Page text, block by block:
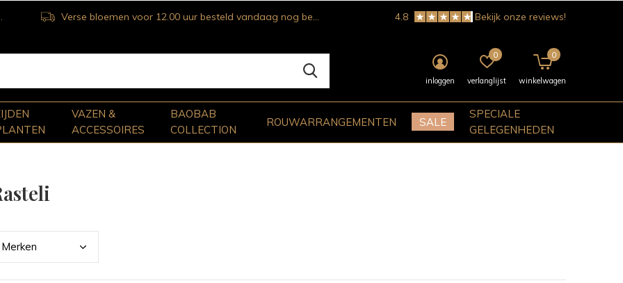
VAZEN &
ACCESSOIRES
BAOBAB
COLLECTION
ROUWARRANGEMENTEN SALE
SPECIALE
GELEGENHEDEN
inloggen verlanglijst
0
winkelwagen
0
Verse bloemen voor 12.00 uur besteld vandaag nog bezorgd! 4.8 Bekijk onze reviews!
Merken